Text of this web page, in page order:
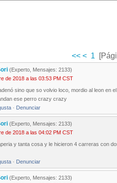
<< < 1
(Experto, Mensajes: 2133)
de 2018 a las 03:53 PM CST
sino que so volvio loco, mordio al leon en
ese perro crazy crazy
· Denunciar
(Experto, Mensajes: 2133)
de 2018 a las 04:02 PM CST
y tanta cosa y le hicieron 4 carreras con
· Denunciar
(Experto, Mensajes: 2133)